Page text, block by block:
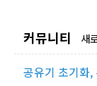
커뮤니티 새
공유기 초기화,